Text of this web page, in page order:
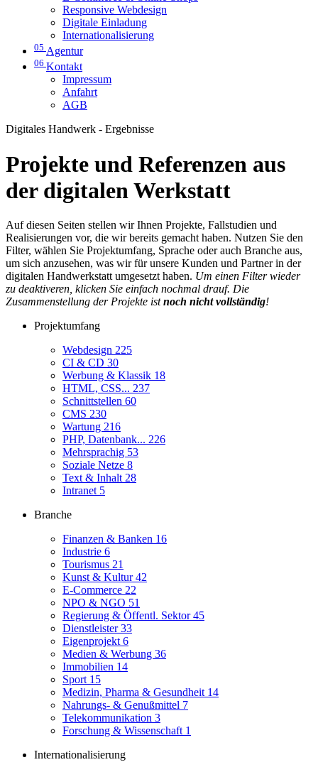
Responsive Webdesign
Digitale Einladung
Internationalisierung
05 Agentur
06 Kontakt
Impressum
Anfahrt
AGB
Digitales Handwerk - Ergebnisse
Projekte und Referenzen aus
der digitalen Werkstatt
Auf diesen Seiten stellen wir Ihnen Projekte, Fallstudien und
Realisierungen vor, die wir bereits gemacht haben. Nutzen Sie den
Filter, wählen Sie Projektumfang, Sprache oder auch Branche aus,
um sich anzusehen, was wir für unsere Kunden und Partner in der
digitalen Handwerkstatt umgesetzt haben. Um einen Filter wieder
zu deaktiveren, klicken Sie einfach nochmal drauf. Die
Zusammenstellung der Projekte istnoch nicht vollständig!
Projektumfang
Webdesign 225
CI & CD 30
Werbung & Klassik 18
HTML, CSS... 237
Schnittstellen 60
CMS 230
Wartung 216
PHP, Datenbank... 226
Mehrsprachig 53
Soziale Netze 8
Text & Inhalt 28
Intranet 5
Branche
Finanzen & Banken 16
Industrie 6
Tourismus 21
Kunst & Kultur42
E-Commerce 22
NPO & NGO 51
Regierung & Öffentl. Sektor45
Dienstleister33
Eigenprojekt 6
Medien & Werbung 36
Immobilien 14
Sport 15
Medizin, Pharma & Gesundheit 14
Nahrungs- & Genußmittel 7
Telekommunikation 3
Forschung & Wissenschaft 1
Internationalisierung